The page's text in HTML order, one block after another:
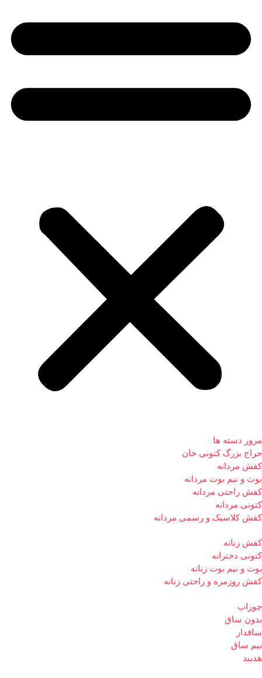
مرور دسته ها
حراج بزرگ کتونی خان
کفش مردانه
بوت و نیم بوت مردانه
کفش راحتی مردانه
کتونی مردانه
کفش کلاسیک و رسمی مردانه
کفش زنانه
کتونی دخترانه
بوت و نیم بوت زنانه
کفش روزمره و راحتی زنانه
جوراب
بدون ساق
ساقدار
نیم ساق
هدبند